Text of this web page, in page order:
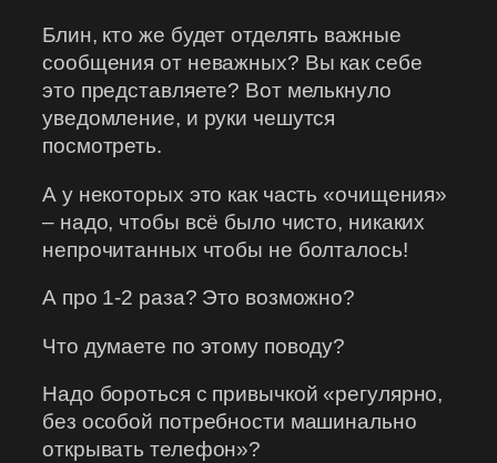
Блин, кто же будет отделять важные
сообщения от неважных? Вы как себе
это представляете? Вот мелькнуло
уведомление, и руки чешутся
посмотреть.
А у некоторых это как часть «очищения»
– надо, чтобы всё было чисто, никаких
непрочитанных чтобы не болталось!
А про 1-2 раза? Это возможно?
Что думаете по этому поводу?
Надо бороться с привычкой «регулярно,
без особой потребности машинально
открывать телефон»?